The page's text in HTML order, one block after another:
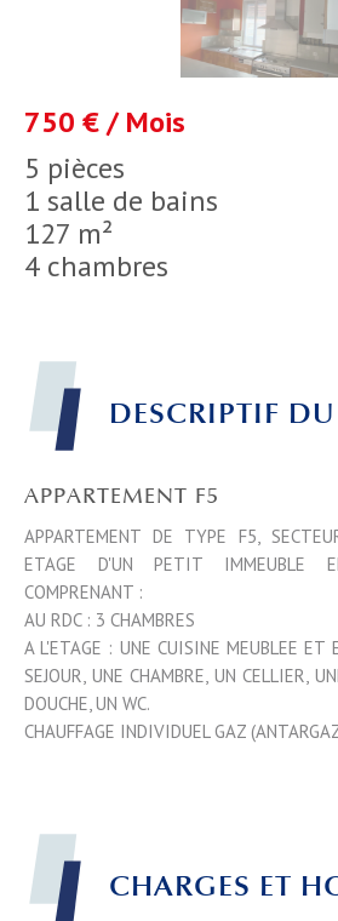
5 pièces
1 salle de bains
127 m²
4 chambres
750 € / Mois
DESCRIPTIF
APPARTEMENT F5
APPARTEMENT DE TYPE F5,
ETAGE D'UN PETIT IMMEUBLE
COMPRENANT :
AU RDC : 3 CHAMBRES
A L'ETAGE : UNE CUISINE MEUBLEE ET
SEJOUR, UNE CHAMBRE, UN CELLIER,
DOUCHE, UN WC.
CHAUFFAGE INDIVIDUEL GAZ
CHARGES ET